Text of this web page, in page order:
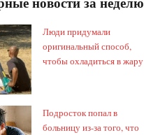
Люди придумали
оригинальный способ,
чтобы охладиться в жару
Подросток попал в
больницу из-за того, что